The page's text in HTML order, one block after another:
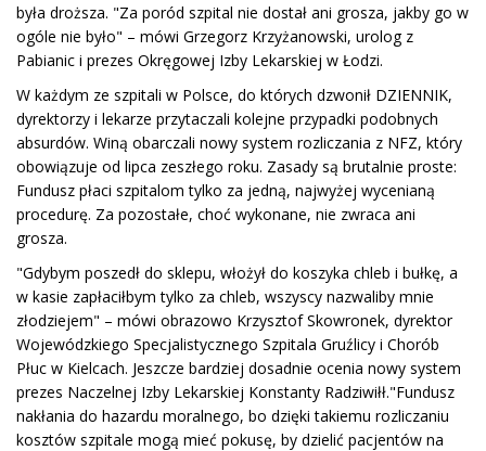
była droższa. "Za poród szpital nie dostał ani grosza, jakby go w
ogóle nie było" – mówi Grzegorz Krzyżanowski, urolog z
Pabianic i prezes Okręgowej Izby Lekarskiej w Łodzi.
W każdym ze szpitali w Polsce, do których dzwonił DZIENNIK,
dyrektorzy i lekarze przytaczali kolejne przypadki podobnych
absurdów. Winą obarczali nowy system rozliczania z NFZ, który
obowiązuje od lipca zeszłego roku. Zasady są brutalnie proste:
Fundusz płaci szpitalom tylko za jedną, najwyżej wycenianą
procedurę. Za pozostałe, choć wykonane, nie zwraca ani
grosza.
"Gdybym poszedł do sklepu, włożył do koszyka chleb i bułkę, a
w kasie zapłaciłbym tylko za chleb, wszyscy nazwaliby mnie
złodziejem" – mówi obrazowo Krzysztof Skowronek, dyrektor
Wojewódzkiego Specjalistycznego Szpitala Gruźlicy i Chorób
Płuc w Kielcach. Jeszcze bardziej dosadnie ocenia nowy system
prezes Naczelnej Izby Lekarskiej Konstanty Radziwiłł."Fundusz
nakłania do hazardu moralnego, bo dzięki takiemu rozliczaniu
kosztów szpitale mogą mieć pokusę, by dzielić pacjentów na